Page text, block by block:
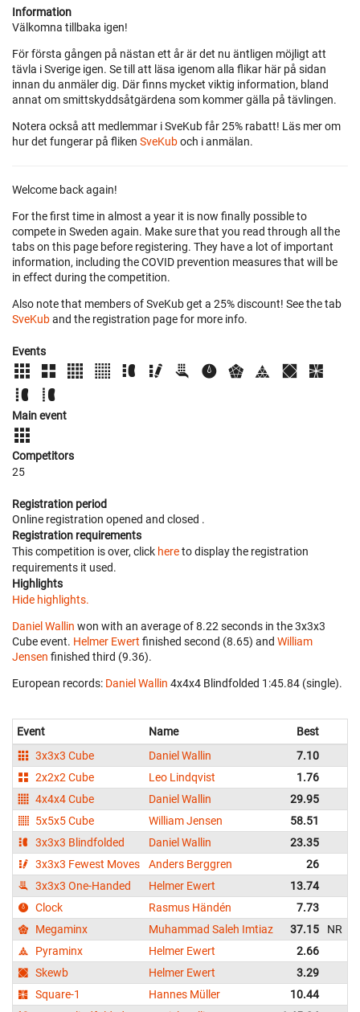
Information
Välkomna tillbaka igen!
För första gången på nästan ett år är det nu äntligen möjligt att
tävla i Sverige igen. Se till att läsa igenom alla flikar här på sidan
innan du anmäler dig. Där finns mycket viktig information, bland
annat om smittskyddsåtgärdena som kommer gälla på tävlingen.
Notera också att medlemmar i SveKub får 25% rabatt! Läs mer om
hur det fungerar på fliken SveKuboch i anmälan.
Welcome back again!
For the first time in almost a year it is now finally possible to
compete in Sweden again. Make sure that you read through all the
tabs on this page before registering. They have a lot of important
information, including the COVID prevention measures that will be
in effect during the competition.
Also note that members of SveKub get a 25% discount! See the tab
SveKuband the registration page for more info.
Events
Main event
Competitors
25
Registration period
Online registration opened and closed .
Registration requirements
This competition is over, click hereto display the registration
requirements it used.
Highlights
Hide highlights.
Daniel Wallin won with an average of 8.22 seconds in the 3x3x3
Cube event. Helmer Ewert finished second (8.65) and William
Jensen finished third (9.36).
European records: Daniel Wallin ‎ 4x4x4 Blindfolded 1:45.84 (single).
Event Name Best
3x3x3 Cube
Daniel Wallin
7.10
2x2x2 Cube
Leo Lindqvist
1.76
4x4x4 Cube
Daniel Wallin
29.95
5x5x5 Cube
William Jensen
58.51
3x3x3 Blindfolded
Daniel Wallin
23.35
3x3x3 Fewest Moves
Anders Berggren
26
3x3x3 One-Handed
Helmer Ewert
13.74
Clock
Rasmus Händén
7.73
Megaminx
Muhammad Saleh Imtiaz 37.15
NR
Pyraminx
Helmer Ewert
2.66
Skewb
Helmer Ewert
3.29
Square-1
Hannes Müller
10.44